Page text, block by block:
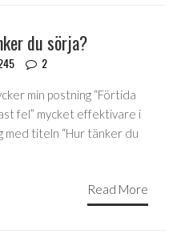
du sörja?
2
min postning “Förtida
fel” mycket effektivare i
med titeln “Hur tänker du
Read More